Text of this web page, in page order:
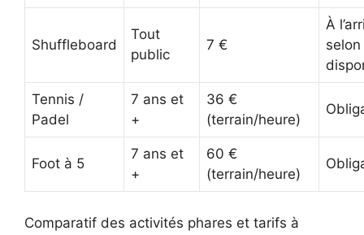
Shuffleboard
Tout
public
7 €
À
selon
Tennis /
Padel
7 ans et
+
36 €
(terrain/heure)
Foot à 5
7 ans et
+
60 €
(terrain/heure)
Comparatif des activités phares et tarifs à